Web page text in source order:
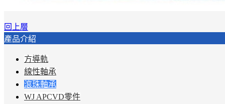
回上層
產品介紹
方導軌
線性軸承
滾珠軸承
WJ APCVD零件